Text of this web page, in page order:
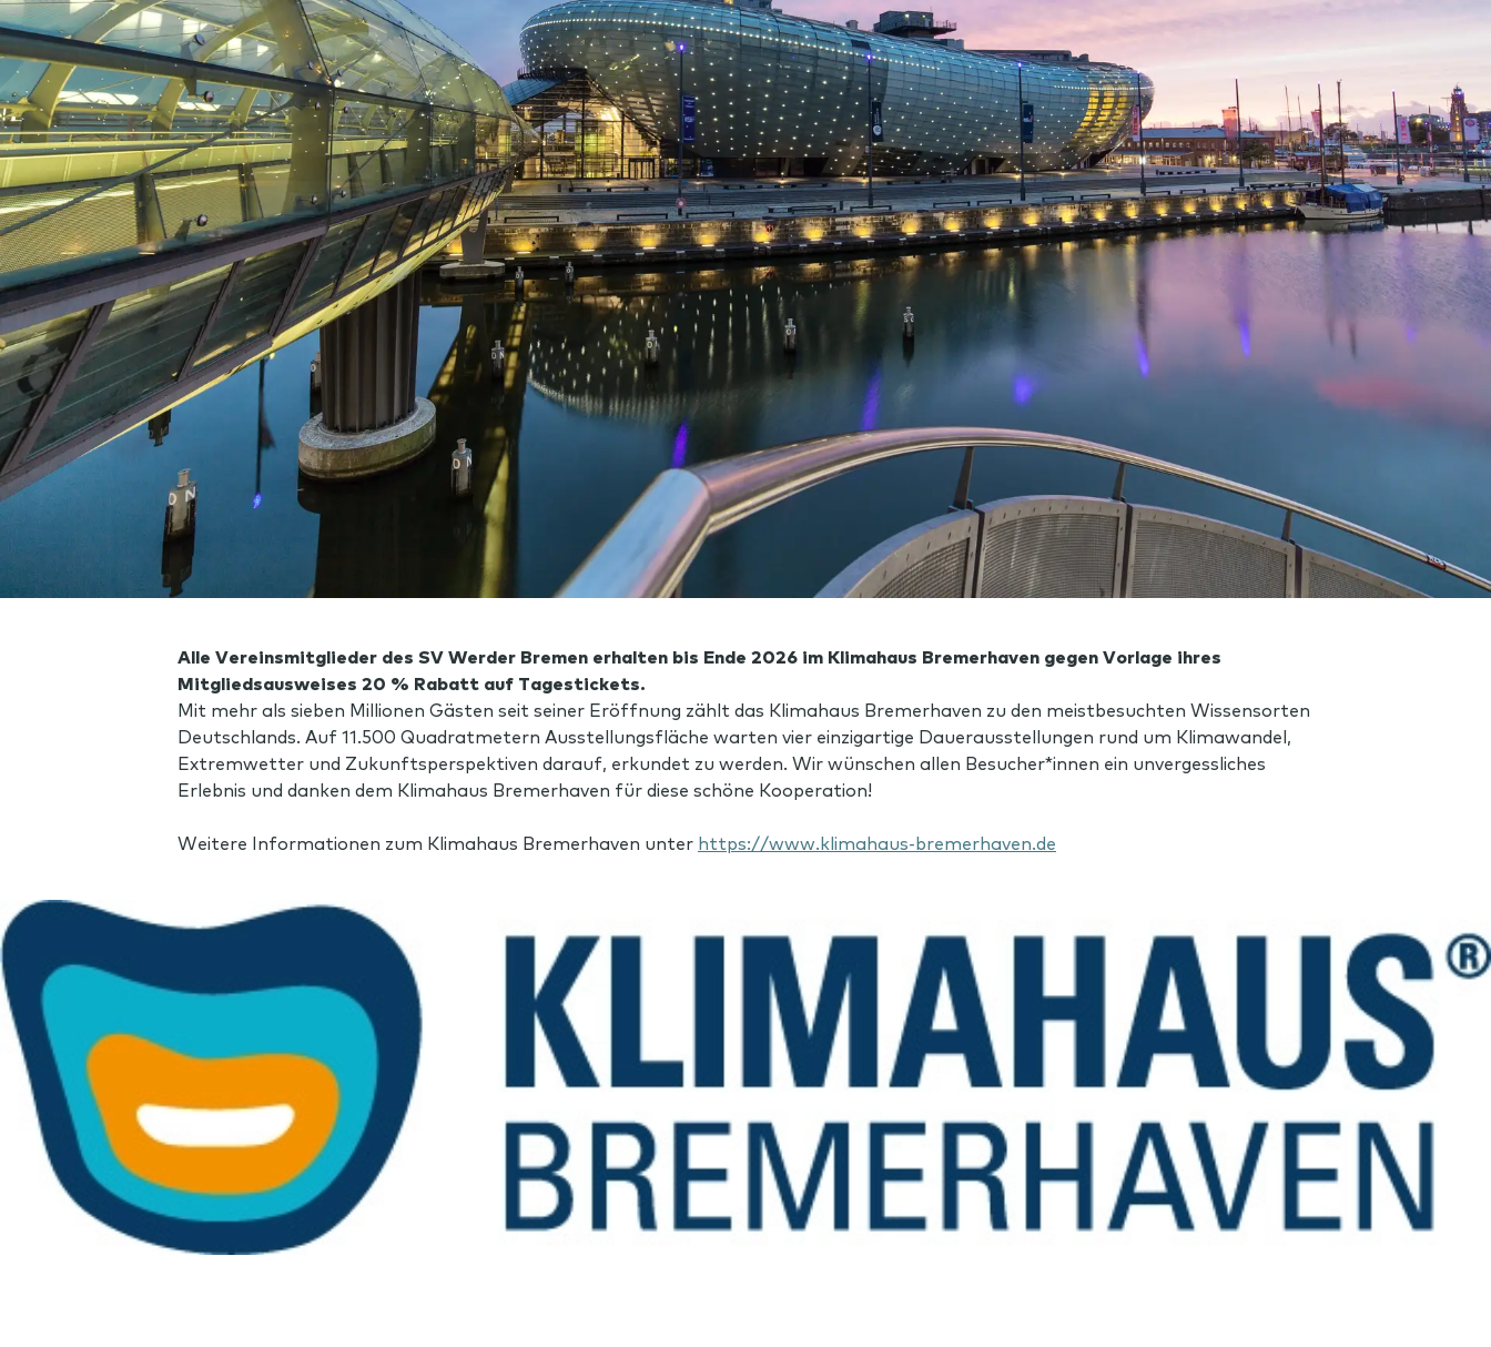
Alle Vereinsmitglieder des SV Werder Bremen erhalten bis Ende 2026 im Klimahaus Bremerhaven gegen Vorlage ihres
Mitgliedsausweises 20 % Rabatt auf Tagestickets.
Mit mehr als sieben Millionen Gästen seit seiner Eröffnung zählt das Klimahaus Bremerhaven zu den meistbesuchten Wissensorten
Deutschlands. Auf 11.500 Quadratmetern Ausstellungsfläche warten vier einzigartige Dauerausstellungen rund um Klimawandel,
Extremwetter und Zukunftsperspektiven darauf, erkundet zu werden. Wir wünschen allen Besucher*innen ein unvergessliches
Erlebnis und danken dem Klimahaus Bremerhaven für diese schöne Kooperation!
Weitere Informationen zum Klimahaus Bremerhaven unter https://www.klimahaus-bremerhaven.de